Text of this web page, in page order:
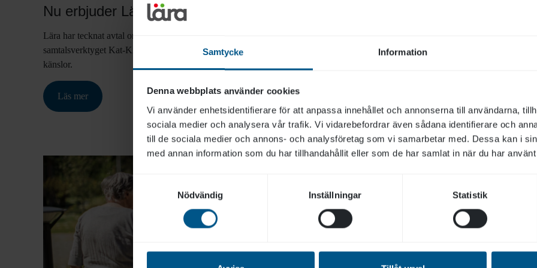
Samtycke Information
Denna webbplats använder cookies
Vi använder enhetsidentifierare för att anpassa innehållet och annonserna till användarna,
sociala medier och analysera vår trafik. Vi vidarebefordrar även sådana identifierare och
till de sociala medier och annons- och analysföretag som vi samarbetar med. Dessa kan i
med annan information som du har tillhandahållit eller som de har samlat in när du har
Nödvändig
Inställningar Statistik
Nu erbjuder Lära utbildning i Kat-Kit
Lära har tecknat avtal om att i Sverige erbjuda utbildningar i
samtalsverktyget Kat-Kittet, ett hjälpmedel för att prata om
känslor.
Läs mer
Lära samarbetar om app för Digital levnadsberättelse för
demenssjuka Vardagas äldreboen Gröna gården i
Läs mer